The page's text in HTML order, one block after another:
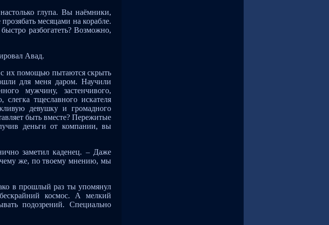
глупа. Вы наёмники,
месяцами на корабле.
разбогатеть? Возможно,
Авад.
их помощью пытаются скрыть
для меня даром. Научили
мужчину, застенчивого,
слегка тщеславного искателя
девушку и громадного
быть вместе? Пережитые
деньги от компании, вы
заметил каденец. – Даже
же, по твоему мнению, мы
в прошлый раз ты упомянул
космос. А мелкий
подозрений. Специально